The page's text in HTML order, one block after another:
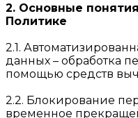
2. Основные
Политике
2.1.
данных – обработка
помощью средств
2.2. Блокирование
временное